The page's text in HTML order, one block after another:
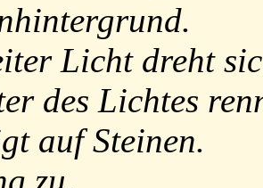
Licht dreht
des Lichtes
auf Steinen.